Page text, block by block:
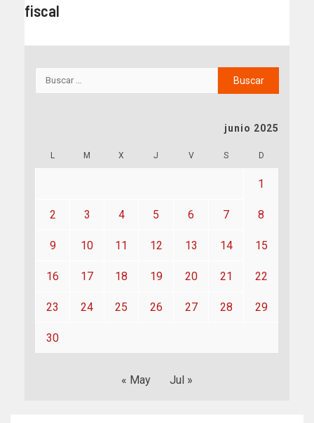
fiscal
junio 2025
L M X J V S D
1
2 3 4 5 6 7 8
9 10 11 12 13 14 15
16 17 18 19 20 21 22
23 24 25 26 27 28 29
30
« May Jul »